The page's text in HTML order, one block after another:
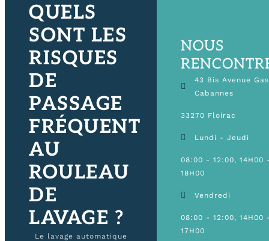
QUELS
SONT LES
RISQUES
DE
PASSAGE
FRÉQUENT
AU
ROULEAU
DE
LAVAGE ?
Le lavage automatique
NOUS
43 Bis Avenue
Cabannes
33270 Floirac
Lundi - Jeudi
08:00 - 12:00, 14H00
18H00
Vendredi
08:00 - 12:00, 14H00
17H00